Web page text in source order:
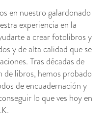
en nuestro galardonado
experiencia en la
a crear fotolibros y
y de alta calidad que se
Tras décadas de
de libros, hemos probado
de encuadernación y
lo que ves hoy en